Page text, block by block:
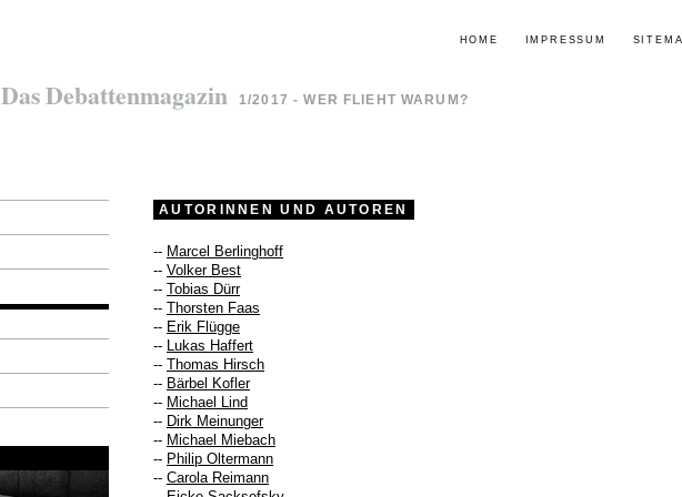
Das Debattenmagazin 1/2017 - WER FLIEHT WARUM?
HOME IMPRESSUM
AUTORINNEN UND AUTOREN
-- Marcel Berlinghoff
-- Volker Best
-- Tobias Dürr
-- Thorsten Faas
-- Erik Flügge
-- Lukas Haffert
-- Thomas Hirsch
-- Bärbel Kofler
-- Michael Lind
-- Dirk Meinunger
-- Michael Miebach
-- Philip Oltermann
-- Carola Reimann